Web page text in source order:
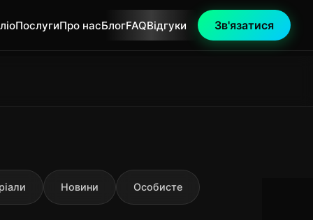
ПослугиПро насБлогFAQВідгуки Зв'язатися
Новини Особисте